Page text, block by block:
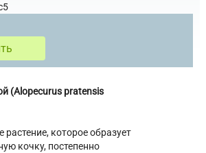
(Alopecurus pratensis
которое образует
кочку, постепенно